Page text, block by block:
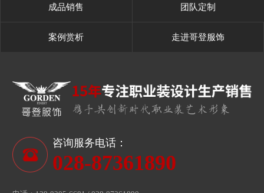
成品销售 团队定制
案例赏析 走进哥登服饰
咨询服务电话：
028-87361890